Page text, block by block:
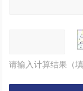
请输入计算结果（